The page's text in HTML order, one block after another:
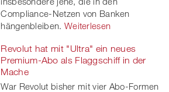
Compliance-Netzen von Banken
hängenbleiben. Weiterlesen
Revolut hat mit "Ultra" ein neues
Premium-Abo als Flaggschiff in der
Mache
War Revolut bisher mit vier Abo-Formen